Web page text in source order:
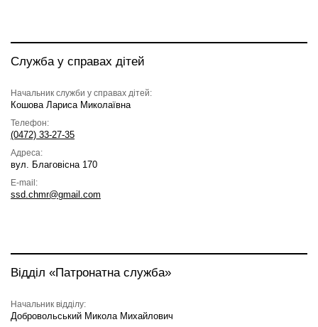
Служба у справах дітей
Начальник служби у справах дітей:
Кошова Лариса Миколаївна
Телефон:
(0472) 33-27-35
Адреса:
вул. Благовісна 170
E-mail:
ssd.chmr@gmail.com
Відділ «Патронатна служба»
Начальник відділу:
Добровольський Микола Михайлович